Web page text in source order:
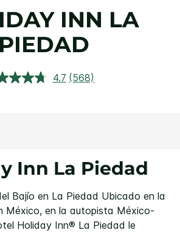
INN LA
PIEDAD
4.7 Lea
(568)
Inn La Piedad
Bajío en La Piedad Ubicado en la
México, en la autopista México-
Holiday Inn® La Piedad le